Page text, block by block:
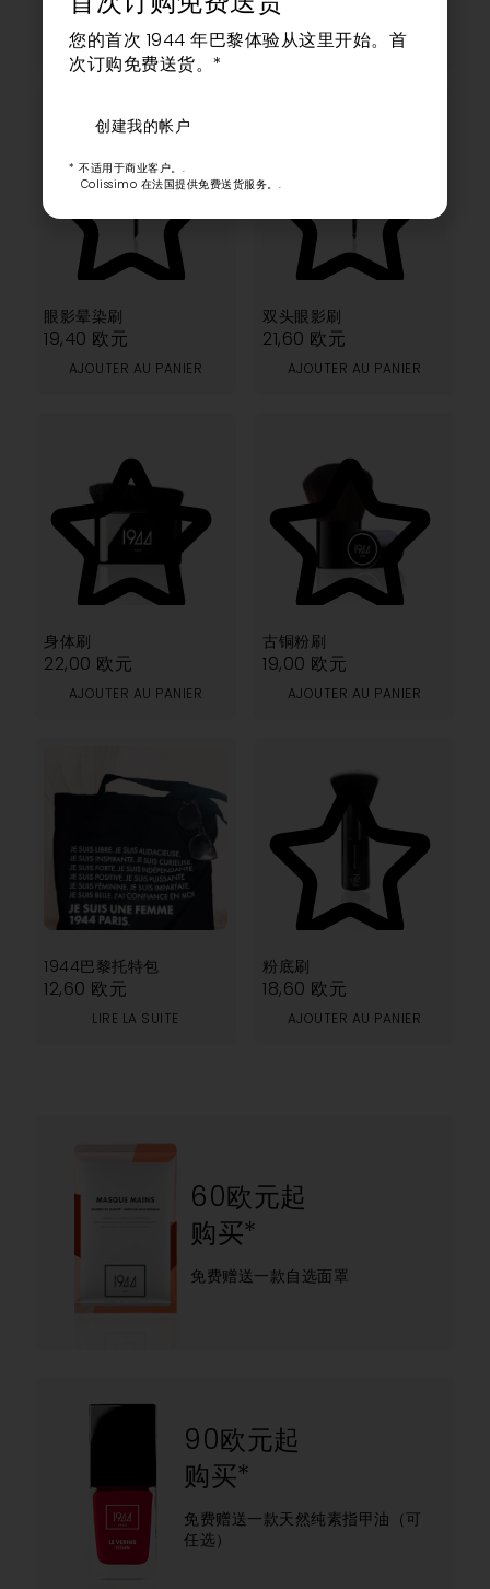
17,20 欧元
AJOUTER AU PANIER
29,50
AJOUTER AU PANIER
5.00
眼影晕染刷
19,40 欧元
AJOUTER AU PANIER
5.00
双头眼影刷
21,60 欧元
AJOUTER AU PANIER
5.00
身体刷
22,00 欧元
AJOUTER AU PANIER
3.00
古铜粉刷
19,00 欧元
AJOUTER AU PANIER
1944巴黎托特包
12,60 欧元
LIRE LA SUITE
5.00
粉底刷
18,60 欧元
AJOUTER AU PANIER
60欧元起
购买*
免费赠送一款自选面罩
90欧元起
购买*
免费赠送一款天然纯素指甲油（可
任选）
您的首次 1944 年巴黎体验从这里开始。首
次订购免费送货。*
创建我的帐户
* 不适用于商业客户。.
Colissimo 在法国提供免费送货服务。.